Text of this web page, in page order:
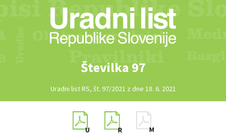
Številka 97
Uradni list RS, št. 97/2021 z dne 18. 6. 2021